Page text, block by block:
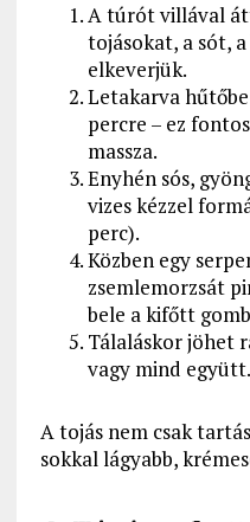
A túrót villával
tojásokat, a sót,
elkeverjük.
Letakarva
percre – ez
massza.
Enyhén sós,
vizes kézzel
perc).
Közben egy
zsemlemorzsát
bele a kifőtt
Tálaláskor jöhet
vagy mind együtt.
A tojás nem csak
sokkal lágyabb,